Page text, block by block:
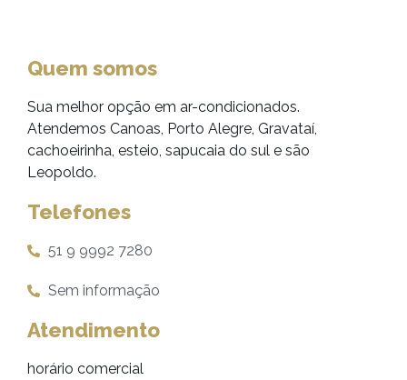
Quem somos
Sua melhor opção em ar-condicionados.
Atendemos Canoas, Porto Alegre, Gravataí,
cachoeirinha, esteio, sapucaia do sul e são
Leopoldo.
Telefones
51 9 9992 7280
Sem informação
Atendimento
horário comercial